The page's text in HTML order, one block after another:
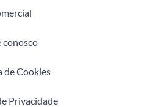
conosco
de Cookies
Privacidade